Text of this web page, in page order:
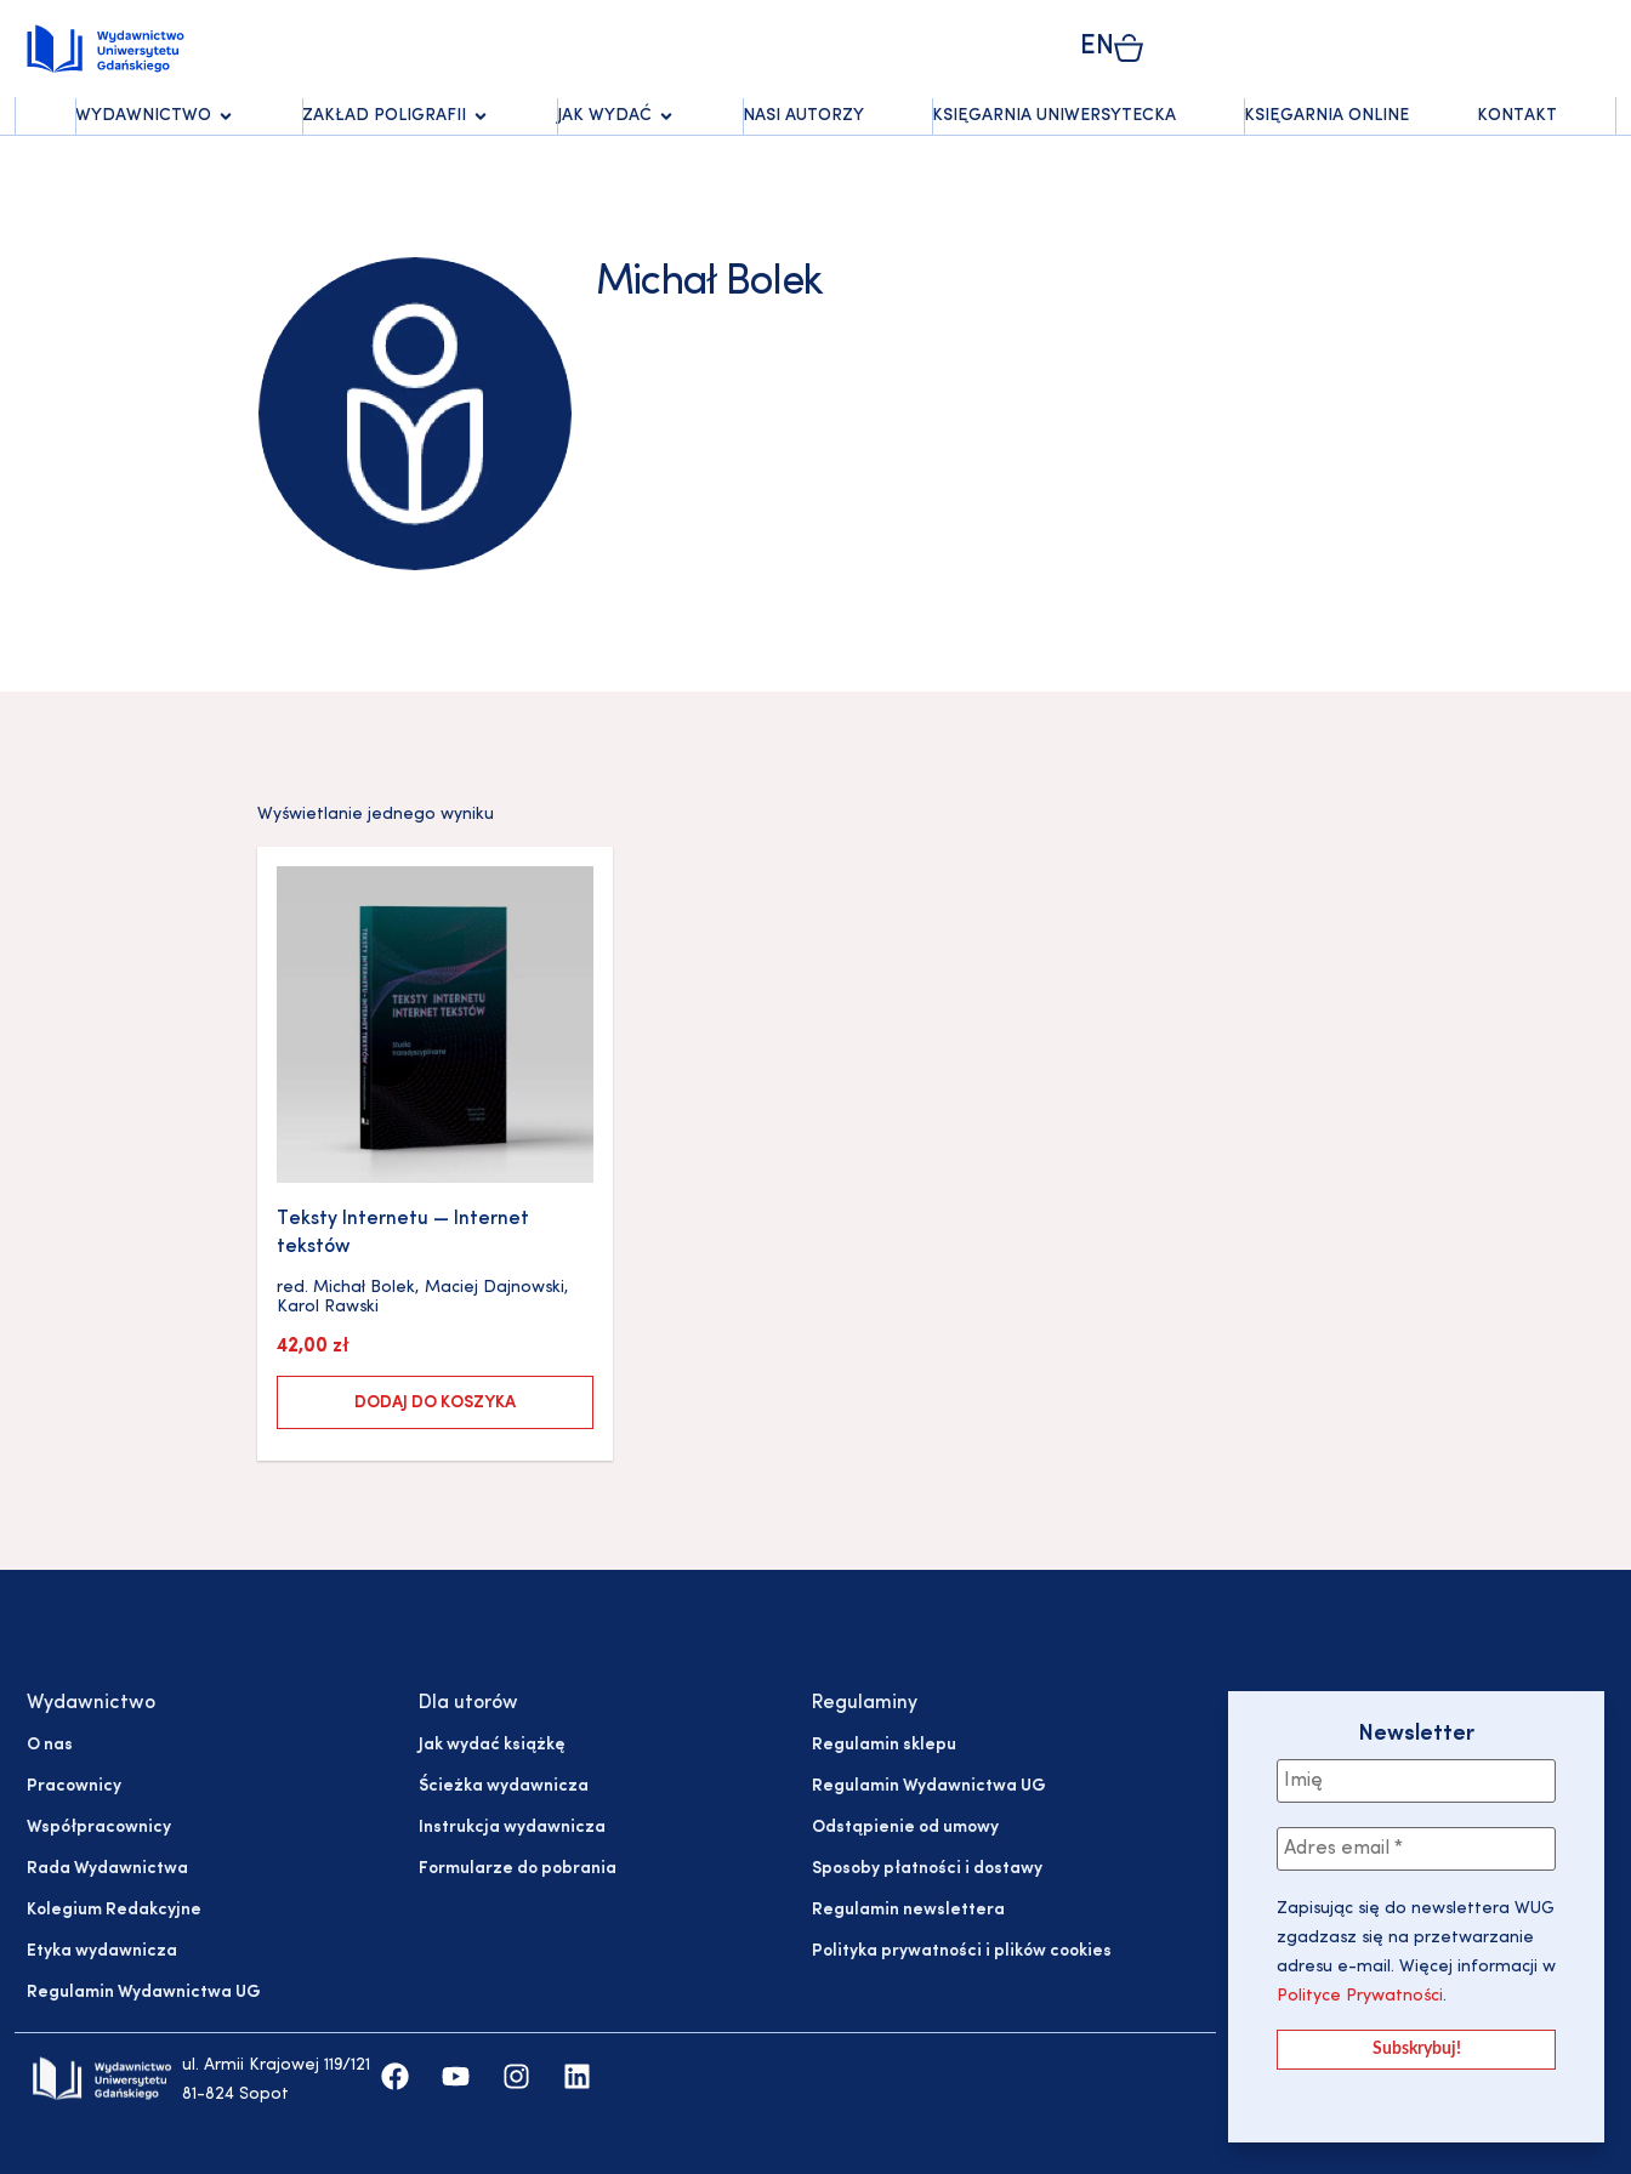
EN
WYDAWNICTWO ZAKŁAD POLIGRAFII JAK WYDAĆ NASI AUTORZY KSIĘGARNIA UNIWERSYTECKA KSIĘGARNIA ONLINE KONTAKT
Michał Bolek
Wyświetlanie jednego wyniku
Teksty Internetu — Internet
tekstów
red. Michał Bolek, Maciej Dajnowski,
Karol Rawski
42,00 zł
DODAJ DO KOSZYKA
Wydawnictwo
O nas
Pracownicy
Współpracownicy
Rada Wydawnictwa
Kolegium Redakcyjne
Etyka wydawnicza
Regulamin Wydawnictwa UG
Dla utorów
Jak wydać książkę
Ścieżka wydawnicza
Instrukcja wydawnicza
Formularze do pobrania
Regulaminy
Regulamin sklepu
Regulamin Wydawnictwa UG
Odstąpienie od umowy
Sposoby płatności i dostawy
Regulamin newslettera
Polityka prywatności i plików cookies
ul. Armii Krajowej 119/121
81-824 Sopot
Newsletter
Zapisując się do newslettera WUG
zgadzasz się na przetwarzanie
adresu e-mail. Więcej informacji w
Polityce Prywatności.